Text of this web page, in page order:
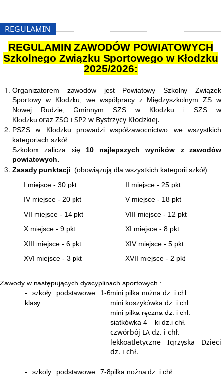
REGULAMIN
REGULAMIN ZAWODÓW POWIATOWYCH
Szkolnego Związku Sportowego w Kłodzku
2025/2026:
Organizatorem zawodów jest Powiatowy Szkolny Związek
Sportowy w Kłodzku, we współpracy z Międzyszkolnym ZS w
Nowej Rudzie, Gminnym SZS w Kłodzku i SZS w
Kłodzku oraz ZSO i SP2 w Bystrzycy Kłodzkiej.
PSZS w Kłodzku prowadzi współzawodnictwo we wszystkich
kategoriach szkół.
Szkołom zalicza się 10 najlepszych wyników z zawodów
powiatowych.
Zasady punktacji: (obowiązują dla wszystkich kategorii szkół)
I miejsce - 30 pkt
II miejsce - 25 pkt
IV miejsce - 20 pkt
V miejsce - 18 pkt
VII miejsce - 14 pkt
VIII miejsce - 12 pkt
X miejsce - 9 pkt
XI miejsce - 8 pkt
XIII miejsce - 6 pkt
XIV miejsce - 5 pkt
XVI miejsce - 3 pkt
XVII miejsce - 2 pkt
Zawody w następujących dyscyplinach sportowych :
- szkoły podstawowe 1-6
klasy:
mini piłka nożna dz. i chł.
mini koszykówka dz. i chł.
mini piłka ręczna dz. i chł.
siatkówka 4 – ki dz.i chł.
czwórbój LA dz. i chł.
lekkoatletyczne Igrzyska Dzieci
dz. i chł.
- szkoly podstawowe 7-8piłka nożna dz. i chł.